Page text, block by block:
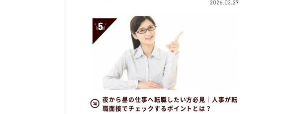
2026.03.27
夜から昼の仕事へ転職したい方必見｜人事が転
職面接でチェックするポイントとは？